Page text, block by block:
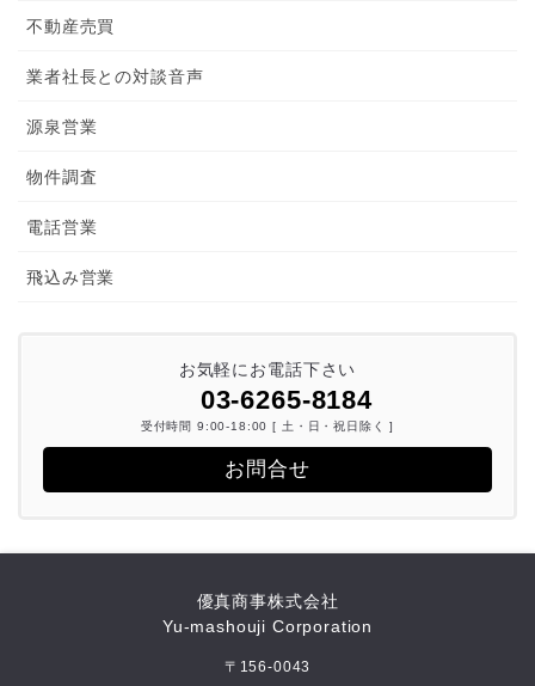
不動産売買
業者社長との対談音声
源泉営業
物件調査
電話営業
飛込み営業
お気軽にお電話下さい
03-6265-8184
受付時間 9:00-18:00 [ 土・日・祝日除く ]
お問合せ
優真商事株式会社
Yu-mashouji Corporation
〒156-0043